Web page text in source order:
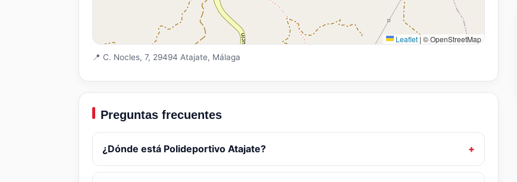
Leaflet |© OpenStreetMap
📍 C. Nocles, 7, 29494 Atajate, Málaga
Preguntas frecuentes
¿Dónde está Polideportivo Atajate?